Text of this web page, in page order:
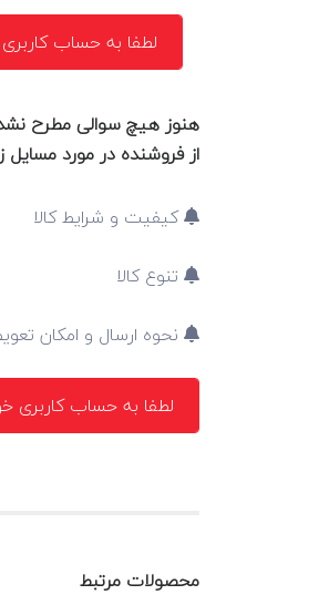
لطفا به حساب
هنوز هیچ سوالی مطرح
از فروشنده در مورد مسایل
کیفیت و شرایط کالا
تنوع کالا
نحوه ارسال و امکان
لطفا به حساب کاربری
محصولات مرتبط